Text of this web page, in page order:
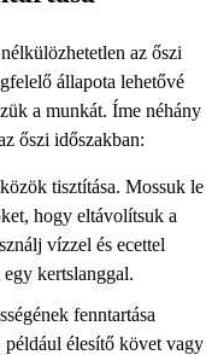
az őszi
állapota lehetővé
a munkát. Íme néhány
őszi időszakban:
tisztítása. Mossuk le
hogy eltávolítsuk a
vízzel és ecettel
kertslanggal.
fenntartása
például élesítő követ vagy